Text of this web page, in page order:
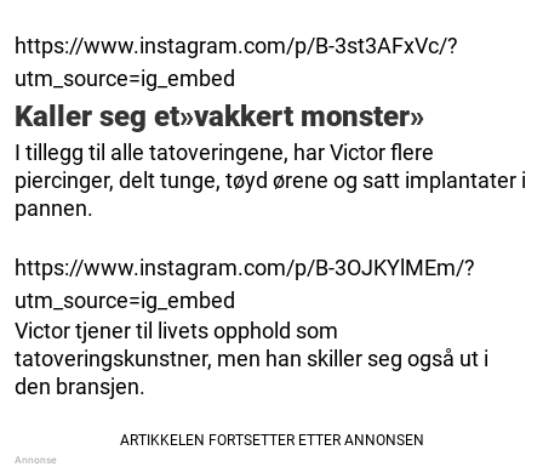
https://www.instagram.com/p/B-3st3AFxVc/?
utm_source=ig_embed
Kaller seg et»vakkert monster»
I tillegg til alle tatoveringene, har Victor flere
piercinger, delt tunge, tøyd ørene og satt implantater i
pannen.
https://www.instagram.com/p/B-3OJKYlMEm/?
utm_source=ig_embed
Victor tjener til livets opphold som
tatoveringskunstner, men han skiller seg også ut i
den bransjen.